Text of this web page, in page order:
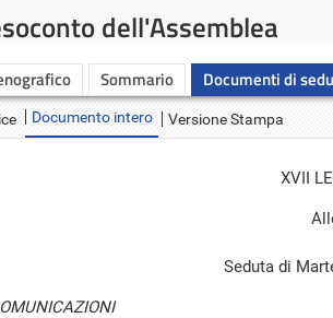
dell'Assemblea
Sommario Documenti di
Documento intero Versione Stampa
XVII
Seduta di